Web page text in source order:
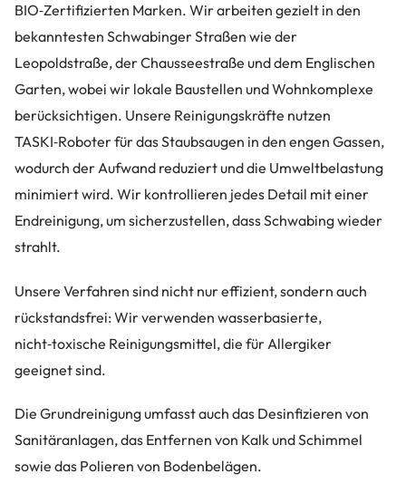
BIO‑Zertifizierten Marken. Wir arbeiten gezielt in den
bekanntesten Schwabinger Straßen wie der
Leopoldstraße, der Chausseestraße und dem Englischen
Garten, wobei wir lokale Baustellen und Wohnkomplexe
berücksichtigen. Unsere Reinigungskräfte nutzen
TASKI‑Roboter für das Staubsaugen in den engen Gassen,
wodurch der Aufwand reduziert und die Umweltbelastung
minimiert wird. Wir kontrollieren jedes Detail mit einer
Endreinigung, um sicherzustellen, dass Schwabing wieder
strahlt.
Unsere Verfahren sind nicht nur effizient, sondern auch
rückstandsfrei: Wir verwenden wasserbasierte,
nicht‑toxische Reinigungsmittel, die für Allergiker
geeignet sind.
Die Grundreinigung umfasst auch das Desinfizieren von
Sanitäranlagen, das Entfernen von Kalk und Schimmel
sowie das Polieren von Bodenbelägen.